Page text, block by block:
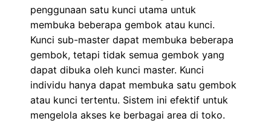
penggunaan satu kunci utama untuk
membuka beberapa gembok atau kunci.
Kunci sub-master dapat membuka beberapa
gembok, tetapi tidak semua gembok yang
dapat dibuka oleh kunci master. Kunci
individu hanya dapat membuka satu gembok
atau kunci tertentu. Sistem ini efektif untuk
mengelola akses ke berbagai area di toko.